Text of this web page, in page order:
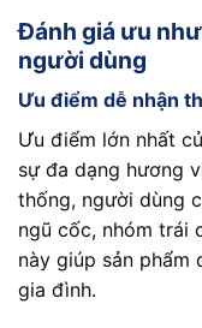
Đánh giá ưu
người dùng
Ưu điểm dễ nhận
Ưu điểm lớn nhất
sự đa dạng hương
thống, người dùng
ngũ cốc, nhóm trái
này giúp sản phẩm
gia đình.